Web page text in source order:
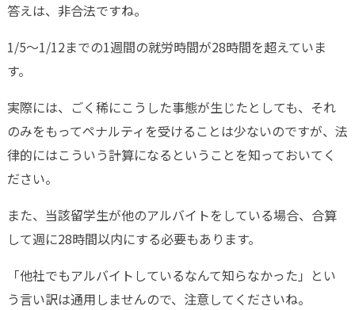
答えは、非合法ですね。
1/5～1/12までの1週間の就労時間が28時間を超えていま
す。
実際には、ごく稀にこうした事態が生じたとしても、それ
のみをもってペナルティを受けることは少ないのですが、法
律的にはこういう計算になるということを知っておいてく
ださい。
また、当該留学生が他のアルバイトをしている場合、合算
して週に28時間以内にする必要もあります。
「他社でもアルバイトしているなんて知らなかった」とい
う言い訳は通用しませんので、注意してくださいね。